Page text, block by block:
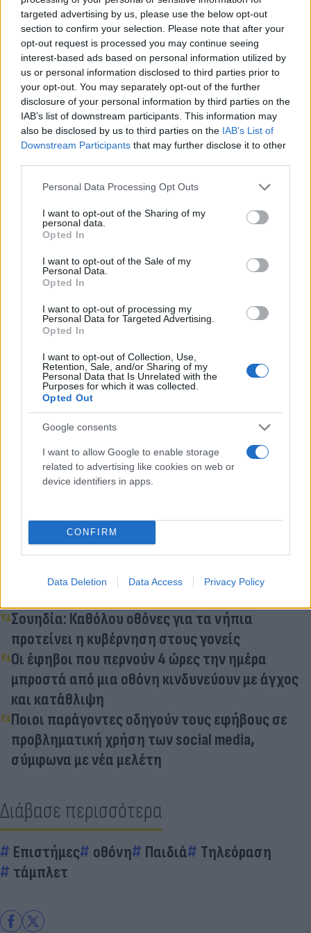
targeted advertising by us, please use the below opt-out
section to confirm your selection. Please note that after your
opt-out request is processed you may continue seeing
interest-based ads based on personal information utilized by
us or personal information disclosed to third parties prior to
your opt-out. You may separately opt-out of the further
disclosure of your personal information by third parties on the
IAB’s list of downstream participants. This information may
also be disclosed by us to third parties on the IAB’s List of
Downstream Participants that may further disclose it to other
Please note that this website/app uses one or more Google
not limited to your visit or usage behaviour. You may click to
grant or deny consent to Google and its third-party tags to
use your data for below specified purposes in below Google
consent section.
Personal Data Processing Opt Outs
I want to opt-out of the Sharing of my
personal data.
Opted In
I want to opt-out of the Sale of my
Personal Data.
Opted In
I want to opt-out of processing my
Personal Data for Targeted Advertising.
Opted In
I want to opt-out of Collection, Use,
Retention, Sale, and/or Sharing of my
Personal Data that Is Unrelated with the
Purposes for which it was collected.
Opted Out
Google consents
I want to allow Google to enable storage
related to advertising like cookies on web or
device identifiers in apps.
CONFIRM
Data Deletion Data Access Privacy Policy
κινητική διέγερση...», συνεχίζει το κείμενο.
«Ενώ επηρεάζονται όλα τα κοινωνικοεκπαιδευτικά
περιβάλλοντα, η έκθεση είναι υψηλότερη σε
μειονεκτούντα νοικοκυριά, συμβάλλοντας στην
αύξηση των κοινωνικών ανισοτήτων», σημειώνεται.
Όπως τονίζεται, η νευρολογική ανάπτυξη του
παιδιού προκύπτει από «πολλές και ποικίλες
περιβάλλον» για τις οποίες «τα πρώτα έξι χρόνια
της ζωής είναι θεμελιώδη».
εργαλείων και της χρήσης τους, αλλά υπάρχει μια
ηλικία για όλα», τονίζουν αυτοί οι ειδικοί υγείας, οι
οποίοι καλούν ιδιαίτερα τους γονείς να
«δημιουργήσουν ένα περιβάλλον ευνοϊκό για την
ενθαρρύνοντας «εναλλακτικές δραστηριότητες:
ανάγνωση, ελεύθερο παιχνίδι, επιτραπέζια,
παιχνίδι σε εξωτερικούς χώρους, αθλητικές,
δημιουργικές και καλλιτεχνικές δραστηριότητες».
Κάνε κλικ και δες περισσότερο
Flash.grστην αναζήτηση της
Διάβασε σχετικά
Σουηδία: Καθόλου οθόνες για τα νήπια
προτείνει η κυβέρνηση στους γονείς
Οι έφηβοι που περνούν 4 ώρες την ημέρα
μπροστά από μια οθόνη κινδυνεύουν με άγχος
και κατάθλιψη
Ποιοι παράγοντες οδηγούν τους εφήβους σε
προβληματική χρήση των social media,
σύμφωνα με νέα μελέτη
Διάβασε περισσότερα
Επιστήμες οθόνη Παιδιά
Τηλεόραση
τάμπλετ